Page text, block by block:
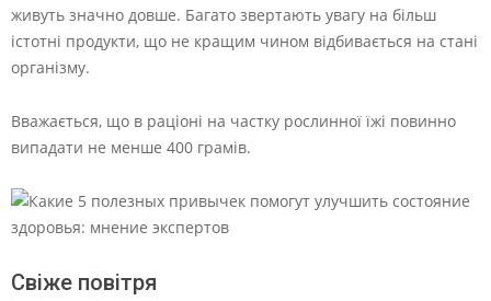
живуть значно довше. Багато звертають увагу на більш
істотні продукти, що не кращим чином відбивається на стані
організму.
Вважається, що в раціоні на частку рослинної їжі повинно
випадати не менше 400 грамів.
Свіже повітря